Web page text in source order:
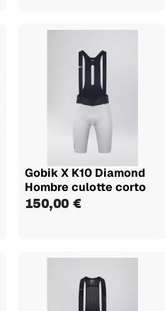
Gobik X K10 Diamond
Hombre culotte corto
150,00 €